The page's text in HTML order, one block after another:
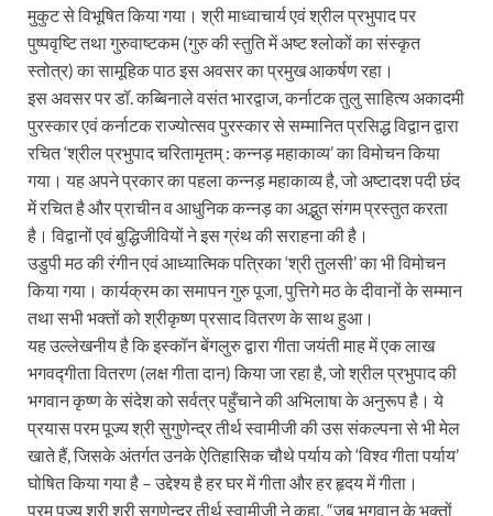
मुकुट से विभूषित किया गया। श्री माध्वाचार्य एवं श्रील प्रभुपाद पर
पुष्पवृष्टि तथा गुरुवाष्टकम (गुरु की स्तुति में अष्ट श्लोकों का संस्कृत
स्तोत्र) का सामूहिक पाठ इस अवसर का प्रमुख आकर्षण रहा।
इस अवसर पर डॉ. कब्बिनाले वसंत भारद्वाज, कर्नाटक तुलु साहित्य अकादमी
पुरस्कार एवं कर्नाटक राज्योत्सव पुरस्कार से सम्मानित प्रसिद्ध विद्वान द्वारा
रचित ‘श्रील प्रभुपाद चरितामृतम् : कन्नड़ महाकाव्य’ का विमोचन किया
गया। यह अपने प्रकार का पहला कन्नड़ महाकाव्य है, जो अष्टादश पदी छंद
में रचित है और प्राचीन व आधुनिक कन्नड़ का अद्भुत संगम प्रस्तुत करता
है। विद्वानों एवं बुद्धिजीवियों ने इस ग्रंथ की सराहना की है।
उडुपी मठ की रंगीन एवं आध्यात्मिक पत्रिका ‘श्री तुलसी’ का भी विमोचन
किया गया। कार्यक्रम का समापन गुरु पूजा, पुत्तिगे मठ के दीवानों के सम्मान
तथा सभी भक्तों को श्रीकृष्ण प्रसाद वितरण के साथ हुआ।
यह उल्लेखनीय है कि इस्कॉन बेंगलुरु द्वारा गीता जयंती माह में एक लाख
भगवद्गीता वितरण (लक्ष गीता दान) किया जा रहा है, जो श्रील प्रभुपाद की
भगवान कृष्ण के संदेश को सर्वत्र पहुँचाने की अभिलाषा के अनुरूप है। ये
प्रयास परम पूज्य श्री सुगुणेन्द्र तीर्थ स्वामीजी की उस संकल्पना से भी मेल
खाते हैं, जिसके अंतर्गत उनके ऐतिहासिक चौथे पर्याय को ‘विश्व गीता पर्याय’
घोषित किया गया है – उद्देश्य है हर घर में गीता और हर हृदय में गीता।
परम पूज्य श्री श्री सुगुणेन्द्र तीर्थ स्वामीजी ने कहा, “जब भगवान के भक्तों